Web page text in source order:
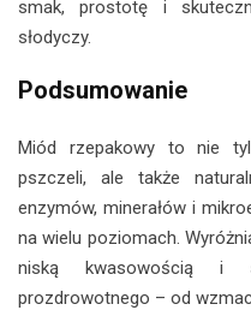
smak, prostotę i
słodyczy.
Podsumowanie
Miód rzepakowy to nie
pszczeli, ale także
enzymów, minerałów i
na wielu poziomach.
niską kwasowością i
prozdrowotnego – od